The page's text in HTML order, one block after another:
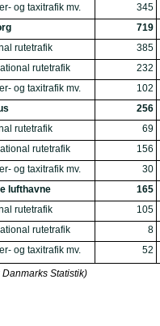
og taxitrafik mv.
345
719
rutetrafik
385
rutetrafik
232
og taxitrafik mv.
102
256
rutetrafik
69
rutetrafik
156
og taxitrafik mv.
30
lufthavne
165
rutetrafik
105
rutetrafik
8
og taxitrafik mv.
52
Danmarks Statistik)